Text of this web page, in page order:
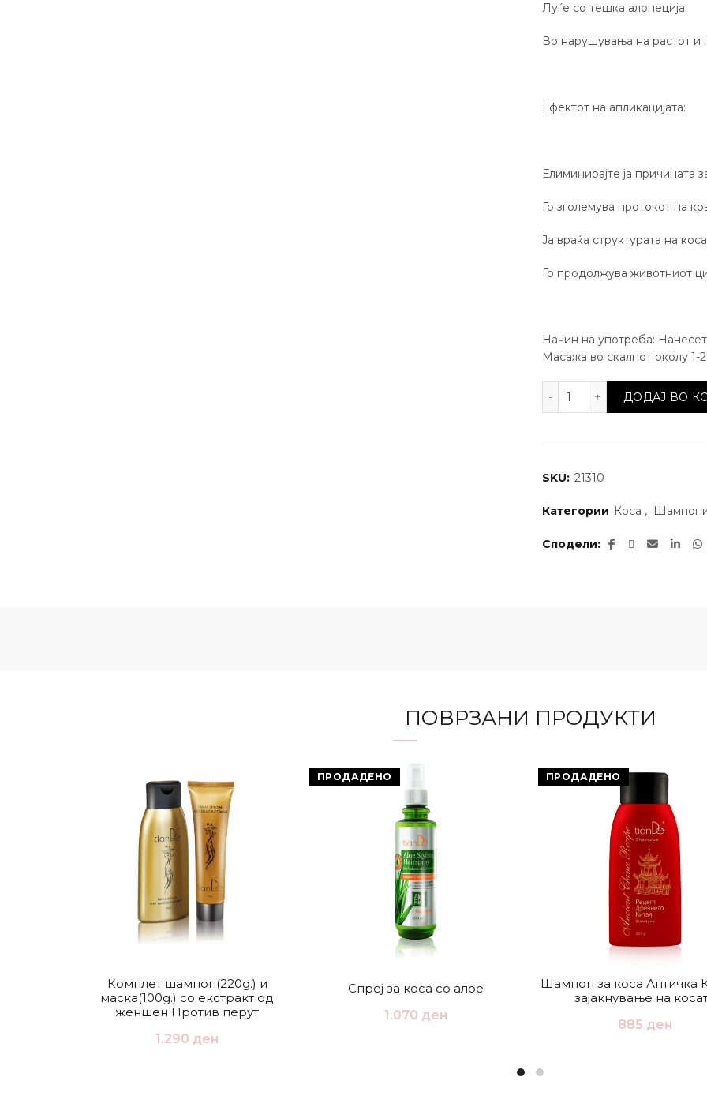
Луѓе со тешка алопеција.
Во нарушувања на растот и
Ефектот на апликацијата:
Елиминирајте ја причината
Го зголемува протокот на
Ја враќа структурата на
Го продолжува животниот
Начин на употреба:
Масажа во скалпот околу 1-
Шампон против
ДОДАЈ ВО
SKU: 21310
Категории Коса ,
Сподели
ПОВРЗАНИ ПРОДУКТИ
Комплет шампон(220g.) и
маска(100g.) со екстракт од
женшен Против перут
1.290 ден
ПРОДАДЕНО
Спреј за коса со алое
1.070 ден
ПРОДАДЕНО
Шампон за коса Античка
зајакнување на
885 ден